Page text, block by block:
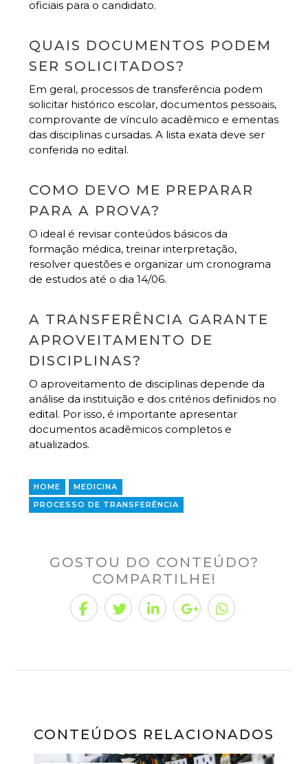
oficiais para o candidato.
QUAIS DOCUMENTOS PODEM
SER SOLICITADOS?
Em geral, processos de transferência podem
solicitar histórico escolar, documentos pessoais,
comprovante de vínculo acadêmico e ementas
das disciplinas cursadas. A lista exata deve ser
conferida no edital.
COMO DEVO ME PREPARAR
PARA A PROVA?
O ideal é revisar conteúdos básicos da
formação médica, treinar interpretação,
resolver questões e organizar um cronograma
de estudos até o dia 14/06.
A TRANSFERÊNCIA GARANTE
APROVEITAMENTO DE
DISCIPLINAS?
O aproveitamento de disciplinas depende da
análise da instituição e dos critérios definidos no
edital. Por isso, é importante apresentar
documentos acadêmicos completos e
atualizados.
HOME
MEDICINA
PROCESSO DE TRANSFERÊNCIA
GOSTOU DO CONTEÚDO?
COMPARTILHE!
CONTEÚDOS RELACIONADOS